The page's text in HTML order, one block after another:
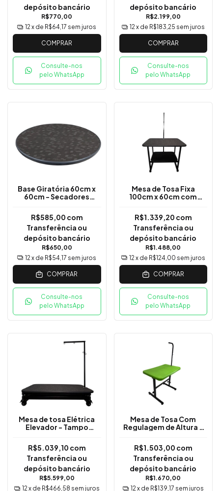
R$770,00
depósito bancário
12x de R$64,17 sem juros
COMPRAR
Consulte-nos
pelo WhatsApp
80cm X 50cm
R$2.199,00
depósito bancário
12x de R$183,25 sem juros
COMPRAR
Consulte-nos
pelo WhatsApp
Base Giratória 60cm x
60cm - Secadores
R$650,00
R$585,00 com
Transferência ou
depósito bancário
12 x de R$54,17 sem juros
COMPRAR
Consulte-nos
pelo WhatsApp
Mesa de Tosa Fixa
100cm x 60cm com
R$1.488,00
R$1.339,20 com
Transferência ou
depósito bancário
12 x de R$124,00 sem juros
COMPRAR
Consulte-nos
pelo WhatsApp
Mesa de tosa Elétrica
Elevador - Tampo
R$5.599,00
R$5.039,10 com
Transferência ou
depósito bancário
12x de R$466,58 sem juros
Mesa de Tosa Com
Regulagem de Altura e
R$1.670,00
R$1.503,00 com
Transferência ou
depósito bancário
12x de R$139,17 sem juros